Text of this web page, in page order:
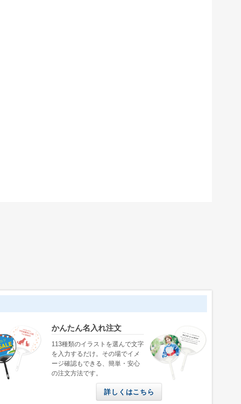
かんたん名入れ注文
113種類のイラストを選んで文字
を入力するだけ。その場でイメ
ージ確認もできる、簡単・安心
の注文方法です。
詳しくはこちら